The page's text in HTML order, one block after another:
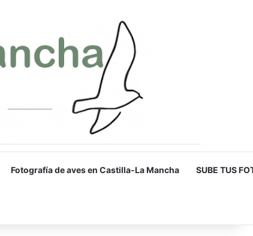
Fotografía de aves en Castilla-La Mancha SUBE TUS